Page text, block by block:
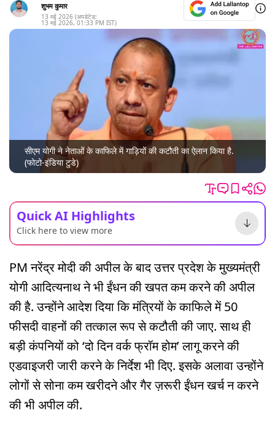
शुभम कुमार
13 मई 2026 (अपडेटेड:
13 मई 2026, 01:33 PM IST)
सीएम योगी ने नेताओं के काफिले में गाड़ियों की कटौती का ऐलान किया है.
(फोटो-इंडिया टुडे)
Quick AI Highlights
Click here to view more
PM नरेंद्र मोदी की अपील के बाद उत्तर प्रदेश के मुख्यमंत्री
योगी आदित्यनाथ ने भी ईंधन की खपत कम करने की अपील
की है. उन्होंने आदेश दिया कि मंत्रियों के काफिले में 50
फीसदी वाहनों की तत्काल रूप से कटौती की जाए. साथ ही
बड़ी कंपनियों को ‘दो दिन वर्क फ्रॉम होम’ लागू करने की
एडवाइजरी जारी करने के निर्देश भी दिए. इसके अलावा उन्होंने
लोगों से सोना कम खरीदने और गैर ज़रूरी ईंधन खर्च न करने
की भी अपील की.